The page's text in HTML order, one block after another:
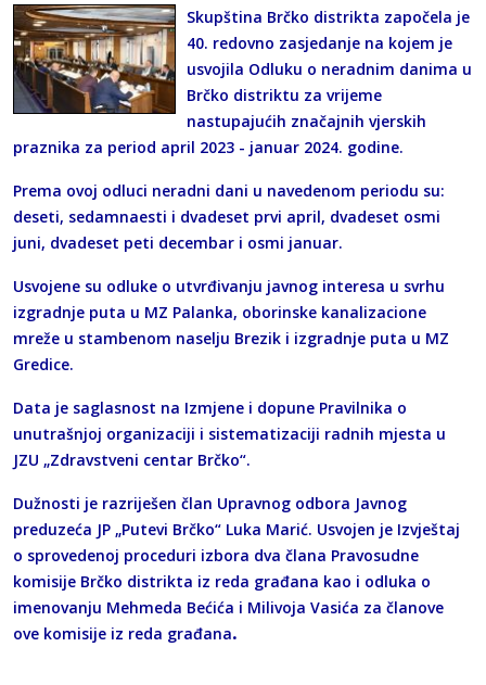
Skupština Brčko distrikta započela je
40. redovno zasjedanje na kojem je
usvojila Odluku o neradnim danima u
Brčko distriktu za vrijeme
nastupajućih značajnih vjerskih
praznika za period april 2023 - januar 2024. godine.
Prema ovoj odluci neradni dani u navedenom periodu su:
deseti, sedamnaesti i dvadeset prvi april, dvadeset osmi
juni, dvadeset peti decembar i osmi januar.
Usvojene su odluke o utvrđivanju javnog interesa u svrhu
izgradnje puta u MZ Palanka, oborinske kanalizacione
mreže u stambenom naselju Brezik i izgradnje puta u MZ
Gredice.
Data je saglasnost na Izmjene i dopune Pravilnika o
unutrašnjoj organizaciji i sistematizaciji radnih mjesta u
JZU „Zdravstveni centar Brčko“.
Dužnosti je razriješen član Upravnog odbora Javnog
preduzeća JP „Putevi Brčko“ Luka Marić. Usvojen je Izvještaj
o sprovedenoj proceduri izbora dva člana Pravosudne
komisije Brčko distrikta iz reda građana kao i odluka o
imenovanju Mehmeda Bećića i Milivoja Vasića za članove
ove komisije iz reda građana.